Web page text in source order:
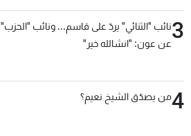
3نائب "الثنائي" يردّ على قاسم... ونائب "الحزب"
عن عون: "انشالله خير"
4من يصدّق الشيخ نعيم؟